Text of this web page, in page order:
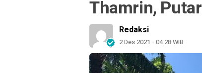
Thamrin,
Redaksi
2 Des 2021 - 04:28 WIB